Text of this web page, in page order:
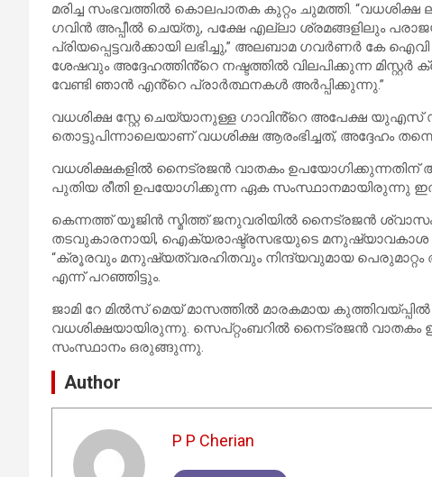
മരിച്ച സംഭവത്തിൽ കൊലപാതക കുറ്റം ചുമത്തി. “വധശിക്ഷ
ഗവിൻ അപ്പീൽ ചെയ്തു, പക്ഷേ എല്ലാ ശ്രമങ്ങളിലും
പ്രിയപ്പെട്ടവർക്കായി ലഭിച്ചു,” അലബാമ ഗവർണർ കേ
ശേഷവും അദ്ദേഹത്തിൻ്റെ നഷ്ടത്തിൽ വിലപിക്കുന്ന
വേണ്ടി ഞാൻ എൻ്റെ പ്രാർത്ഥനകൾ അർപ്പിക്കുന്നു.”
വധശിക്ഷ സ്റ്റേ ചെയ്യാനുള്ള ഗാവിൻ്റെ അപേക്ഷ യുഎസ്
തൊട്ടുപിന്നാലെയാണ് വധശിക്ഷ ആരംഭിച്ചത്, അദ്ദേഹം
വധശിക്ഷകളിൽ നൈട്രജൻ വാതകം
പുതിയ രീതി ഉപയോഗിക്കുന്ന ഏക സംസ്ഥാനമായിരുന്നു
കെന്നത്ത് യൂജിൻ സ്മിത്ത് ജനുവരിയിൽ നൈട്രജൻ ശ്വാസം
തടവുകാരനായി, ഐക്യരാഷ്ട്രസഭയുടെ മനുഷ്യാവകാശ
“ക്രൂരവും മനുഷ്യത്വരഹിതവും നിന്ദ്യവുമായ പെരുമാറ്റം
എന്ന് പറഞ്ഞിട്ടും.
ജാമി റേ മിൽസ് മെയ് മാസത്തിൽ മാരകമായ
വധശിക്ഷയായിരുന്നു. സെപ്റ്റംബറിൽ നൈട്രജൻ വാതകം
സംസ്ഥാനം ഒരുങ്ങുന്നു.
Author
P P Cherian